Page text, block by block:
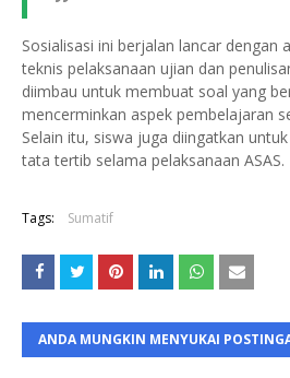
Sosialisasi ini berjalan lancar dengan
teknis pelaksanaan ujian dan
diimbau untuk membuat soal yang
mencerminkan aspek pembelajaran
Selain itu, siswa juga diingatkan
tata tertib selama pelaksanaan ASAS.
Tags: Sumatif
ANDA MUNGKIN MENYUKAI